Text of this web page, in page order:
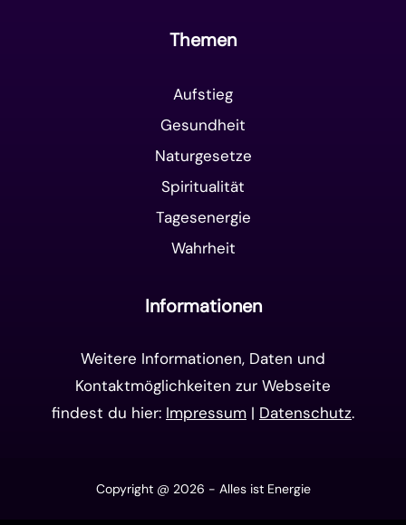
Themen
Aufstieg
Gesundheit
Naturgesetze
Spiritualität
Tagesenergie
Wahrheit
Informationen
Weitere Informationen, Daten und
Kontaktmöglichkeiten zur Webseite
findest du hier: Impressum | Datenschutz.
Copyright @ 2026 - Alles ist Energie